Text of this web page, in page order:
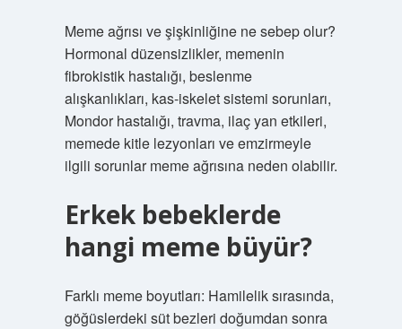
Meme ağrısı ve şişkinliğine ne sebep olur?
Hormonal düzensizlikler, memenin
fibrokistik hastalığı, beslenme
alışkanlıkları, kas-iskelet sistemi sorunları,
Mondor hastalığı, travma, ilaç yan etkileri,
memede kitle lezyonları ve emzirmeyle
ilgili sorunlar meme ağrısına neden olabilir.
Erkek bebeklerde
hangi meme büyür?
Farklı meme boyutları: Hamilelik sırasında,
göğüslerdeki süt bezleri doğumdan sonra